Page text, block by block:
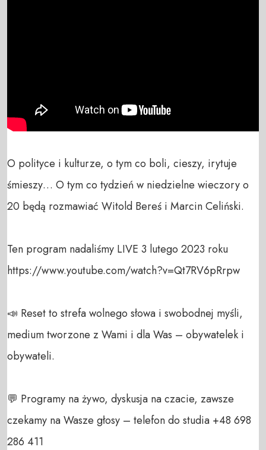
O polityce i kulturze, o tym co boli, cieszy, irytuje
śmieszy… O tym co tydzień w niedzielne wieczory o
20 będą rozmawiać Witold Bereś i Marcin Celiński.
Ten program nadaliśmy LIVE 3 lutego 2023 roku
https://www.youtube.com/watch?v=Qt7RV6pRrpw
📣 Reset to strefa wolnego słowa i swobodnej myśli,
medium tworzone z Wami i dla Was – obywatelek i
obywateli.
💬 Programy na żywo, dyskusja na czacie, zawsze
czekamy na Wasze głosy – telefon do studia +48 698
286 411